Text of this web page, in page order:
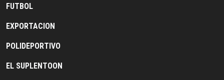
FUTBOL
EXPORTACION
POLIDEPORTIVO
EL SUPLENTOON